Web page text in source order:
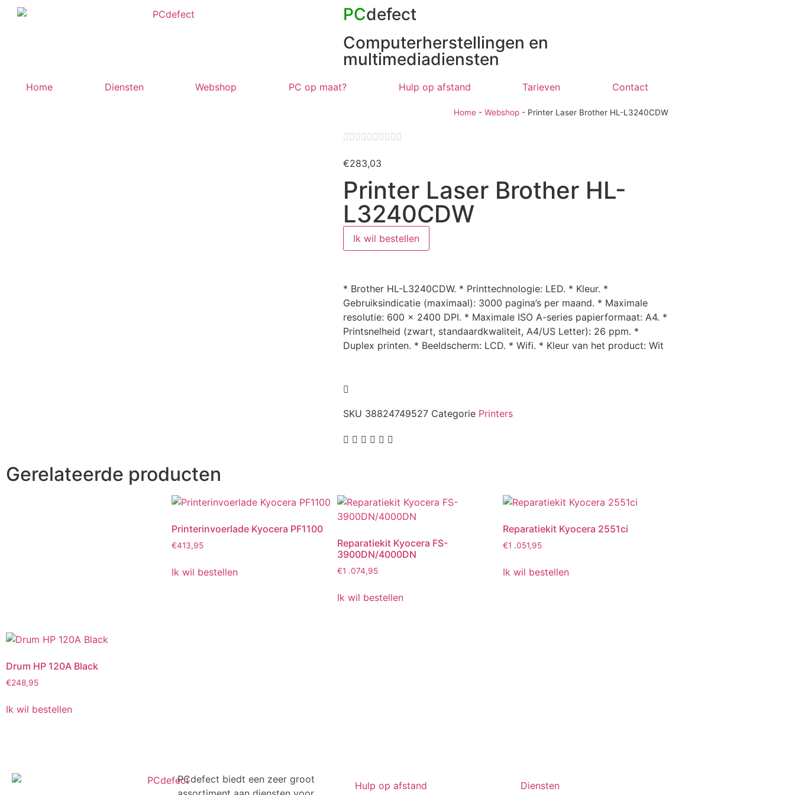
PCdefect
Computerherstellingen en
multimediadiensten
Home Diensten Webshop PC op maat? Hulp op afstand Tarieven Contact
Home - Webshop - Printer Laser Brother HL-L3240CDW
         
€283,03
Printer Laser Brother HL-
L3240CDW
Ik wil bestellen
* Brother HL-L3240CDW. * Printtechnologie: LED. * Kleur. *
Gebruiksindicatie (maximaal): 3000 pagina’s per maand. * Maximale
resolutie: 600 x 2400 DPI. * Maximale ISO A-series papierformaat: A4. *
Printsnelheid (zwart, standaardkwaliteit, A4/US Letter): 26 ppm. *
Duplex printen. * Beeldscherm: LCD. * Wifi. * Kleur van het product: Wit
SKU 38824749527 Categorie Printers
Gerelateerde producten
Printerinvoerlade Kyocera PF1100
€413,95
Ik wil bestellen
Reparatiekit Kyocera FS-
3900DN/4000DN
€1 .074,95
Ik wil bestellen
Reparatiekit Kyocera 2551ci
€1 .051,95
Ik wil bestellen
Drum HP 120A Black
€248,95
Ik wil bestellen
PCdefect biedt een zeer groot
Hulp op afstand Diensten